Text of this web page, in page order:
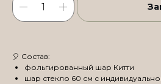
🎈 Состав:
фольгированный шар Китти
шар стекло 60 см с